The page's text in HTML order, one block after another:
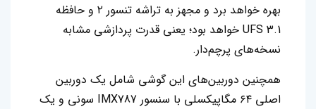
بهره خواهد برد و مجهز به تراشه تنسور ۲ و حافظه
UFS 3.1 خواهد بود؛ یعنی قدرت پردازشی مشابه
نسخه‌های پرچم‌دار.
همچنین دوربین‌های این گوشی شامل یک دوربین
اصلی ۶۴ مگاپیکسلی با سنسور IMX787 سونی و یک